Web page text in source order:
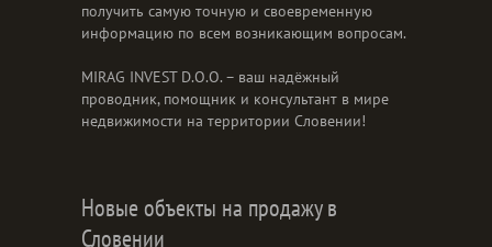
получить самую точную и своевременную
информацию по всем возникающим вопросам.
MIRAG INVEST D.O.O. – ваш надёжный
проводник, помощник и консультант в мире
недвижимости на территории Словении!
Новые объекты на продажу в
Словении